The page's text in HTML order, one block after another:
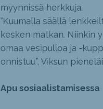
myynnissä herkkuja.
“Kuumalla säällä
kesken matkan. Niinkin
omaa vesipulloa ja -
onnistuu”, Viksun
Apu sosiaalistamisessa